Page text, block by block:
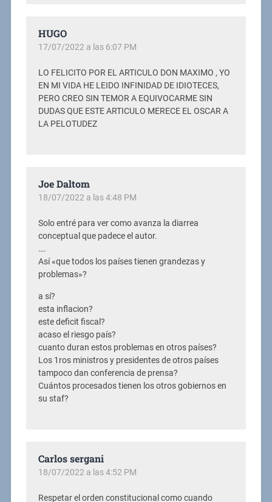
HUGO
17/07/2022 a las 6:07 PM
LO FELICITO POR EL ARTICULO DON MAXIMO , YO
EN MI VIDA HE LEIDO INFINIDAD DE IDIOTECES,
PERO CREO SIN TEMOR A EQUIVOCARME SIN
DUDAS QUE ESTE ARTICULO MERECE EL OSCAR A
LA PELOTUDEZ
Joe Daltom
18/07/2022 a las 4:48 PM
Solo entré para ver como avanza la diarrea
conceptual que padece el autor.
….
Así «que todos los países tienen grandezas y
problemas»?
a sí?
esta inflacion?
este deficit fiscal?
acaso el riesgo país?
cuanto duran estos problemas en otros países?
Los 1ros ministros y presidentes de otros países
tampoco dan conferencia de prensa?
Cuántos procesados tienen los otros gobiernos en
su staf?
Carlos sergani
18/07/2022 a las 4:52 PM
Respetar el orden constitucional como cuando